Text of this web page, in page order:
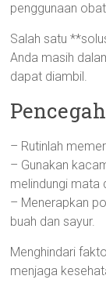
penggunaan
Salah satu
Anda masih
dapat diambil.
– Rutinlah
– Gunakan
melindungi mata
– Menerapkan
buah dan sayur.
Menghindari
menjaga